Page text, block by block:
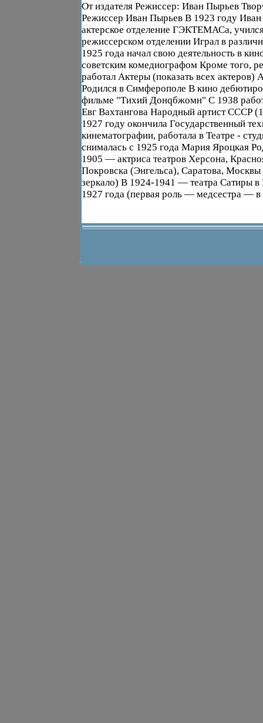
От издателя Режиссер: Иван Пырьев
Режиссер Иван Пырьев В 1923 году
актерское отделение ГЭКТЕМАСа,
режиссерском отделении Играл в
1925 года начал свою деятельность в
советским комедиографом Кроме того,
работал Актеры (показать всех актеров)
Родился в Симферополе В кино
фильме "Тихий Донqбжомн" С 1938
Евг Вахтангова Народный артист СССР
1927 году окончила Государственный
кинематографии, работала в Театре -
снималась с 1925 года Мария Яроцкая
1905 — актриса театров Херсона,
Покровска (Энгельса), Саратова, Москвы
зеркало) В 1924-1941 — театра Сатиры
1927 года (первая роль — медсестра — в